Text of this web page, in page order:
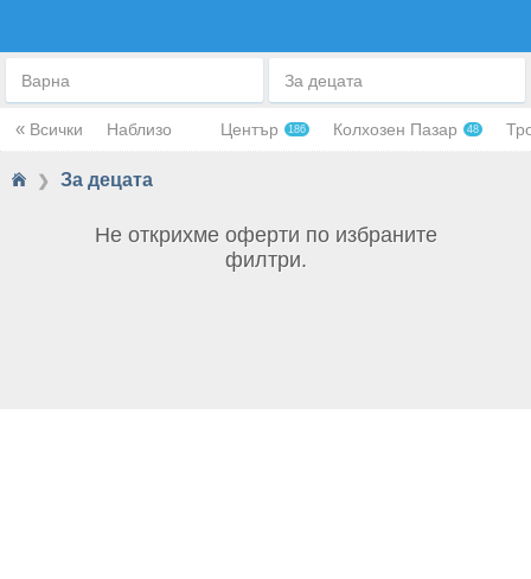
Варна За децата
« Всички Наблизо Център 186 Колхозен Пазар 48
❯ За децата
Не открихме оферти по избраните
филтри.